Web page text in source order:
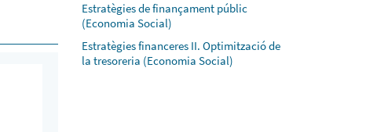
Estratègies de finançament públic
(Economia Social)
Estratègies financeres II. Optimització de
la tresoreria (Economia Social)